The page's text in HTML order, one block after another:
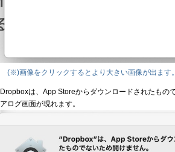
(※)画像をクリックするとより大きい画像が出ます。
Dropboxは、App Storeからダウンロードされたもの
アログ画面が現れます。